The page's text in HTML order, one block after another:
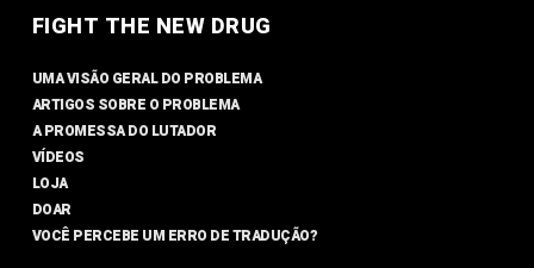
FIGHT THE NEW DRUG
UMA VISÃO GERAL DO PROBLEMA
ARTIGOS SOBRE O PROBLEMA
A PROMESSA DO LUTADOR
VÍDEOS
LOJA
DOAR
VOCÊ PERCEBE UM ERRO DE TRADUÇÃO?